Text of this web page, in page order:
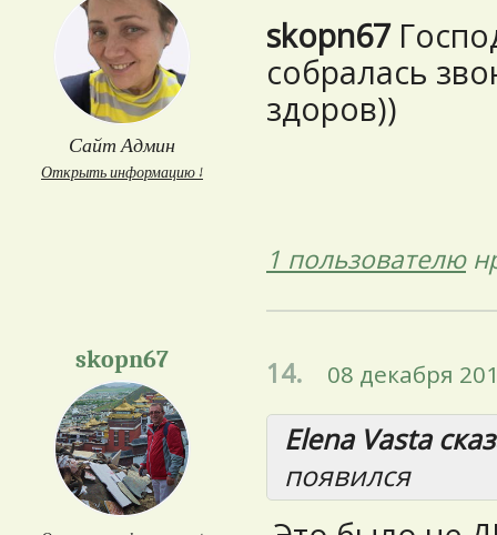
Сайт Админ
Открыть информацию ↓
skopn67
собралась
здоров))
1 пользователю
skopn67 14. 08 декабря
Elena Vasta
появился